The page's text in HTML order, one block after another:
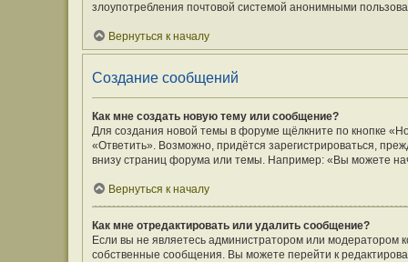
злоупотребления почтовой системой анонимными
Вернуться к началу
Создание сообщений
Как мне создать новую тему или сообщение?
Для создания новой темы в форуме щёлкните по кнопке
«Ответить». Возможно, придётся зарегистрироваться,
внизу страниц форума или темы. Например: «Вы можете
Вернуться к началу
Как мне отредактировать или удалить сообщение?
Если вы не являетесь администратором или модератором
собственные сообщения. Вы можете перейти к